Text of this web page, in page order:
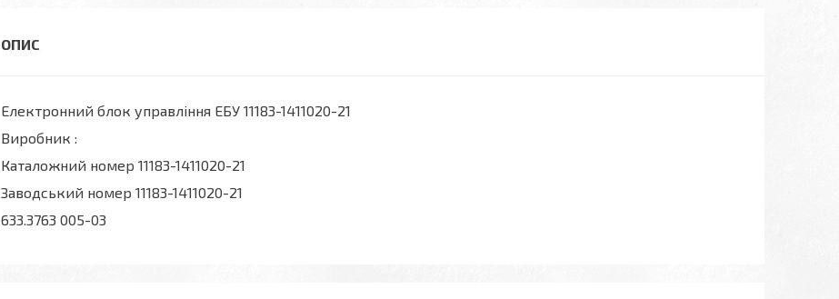
Електронний блок управління ЕБУ 11183-1411020-21
Виробник :
Каталожний номер 11183-1411020-21
Заводський номер 11183-1411020-21
633.3763 005-03